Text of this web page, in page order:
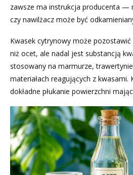
zawsze ma instrukcja producenta —
czy nawilżacz może być
Kwasek cytrynowy może
niż ocet, ale nadal jest substancją
stosowany na marmurze,
materiałach reagujących z kwasami.
dokładne płukanie powierzchni